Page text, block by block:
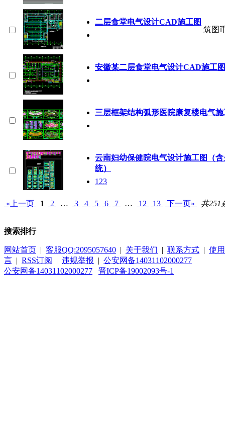
二层食堂电气设计CAD施工图
筑图
安徽某二层食堂电气设计CAD施工图
三层框架结构弧形医院康复楼电气
云南妇幼保健院电气设计施工图（
统）
123
«上一页 1 2 … 3 4 5 6 7 … 12 13 下一页» 共251
搜索排行
网站首页 | 客服QQ:2095057640 | 关于我们 | 联系方式 | 使
言 | RSS订阅 | 违规举报 | 公安网备14031102000277
公安网备14031102000277
晋ICP备19002093号-1